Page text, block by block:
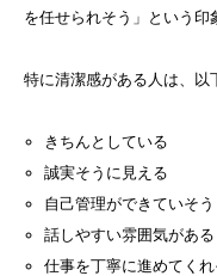
を任せられそう」という印
特に清潔感がある人は、以
きちんとしている
誠実そうに見える
自己管理ができていそう
話しやすい雰囲気がある
仕事を丁寧に進めてくれ